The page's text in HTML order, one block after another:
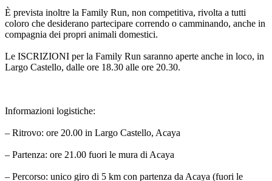
È prevista inoltre la Family Run, non competitiva, rivolta a tutti
coloro che desiderano partecipare correndo o camminando, anche in
compagnia dei propri animali domestici.
Le ISCRIZIONI per la Family Run saranno aperte anche in loco, in
Largo Castello, dalle ore 18.30 alle ore 20.30.
Informazioni logistiche:
– Ritrovo: ore 20.00 in Largo Castello, Acaya
– Partenza: ore 21.00 fuori le mura di Acaya
– Percorso: unico giro di 5 km con partenza da Acaya (fuori le